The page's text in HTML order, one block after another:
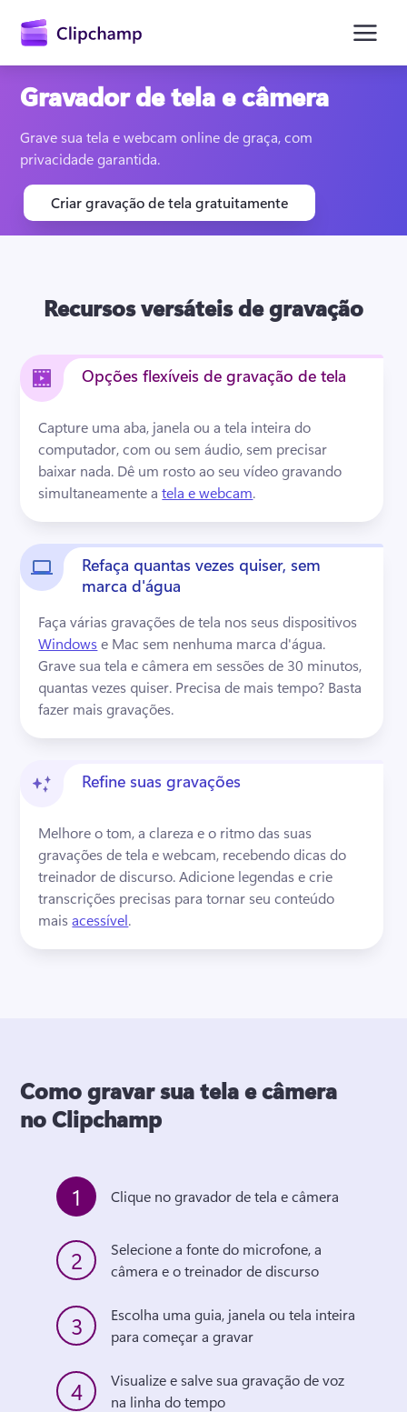
conteúdo
principal
Experimentar gratuitamente
Gravador de tela e câmera
Grave sua tela e webcam online de graça, com
privacidade garantida.
Criar gravação de tela gratuitamente
Recursos versáteis de gravação
Opções flexíveis de gravação de tela
Capture uma aba, janela ou a tela inteira do
computador, com ou sem áudio, sem precisar
baixar nada. Dê um rosto ao seu vídeo gravando
simultaneamente a tela e webcam.
Refaça quantas vezes quiser, sem
marca d'água
Faça várias gravações de tela nos seus dispositivos
Windows
Grave sua tela e câmera em sessões de 30 minutos,
quantas vezes quiser. Precisa de mais tempo? Basta
fazer mais gravações.
Refine suas gravações
Melhore o tom, a clareza e o ritmo das suas
gravações de tela e webcam, recebendo dicas do
treinador de discurso. Adicione legendas e crie
transcrições precisas para tornar seu conteúdo
mais acessível.
Como gravar sua tela e câmera
no Clipchamp
1 Clique no gravador de tela e câmera
2
Selecione a fonte do microfone, a
câmera e o treinador de discurso
3
Escolha uma guia, janela ou tela inteira
para começar a gravar
4
Visualize e salve sua gravação de voz
na linha do tempo